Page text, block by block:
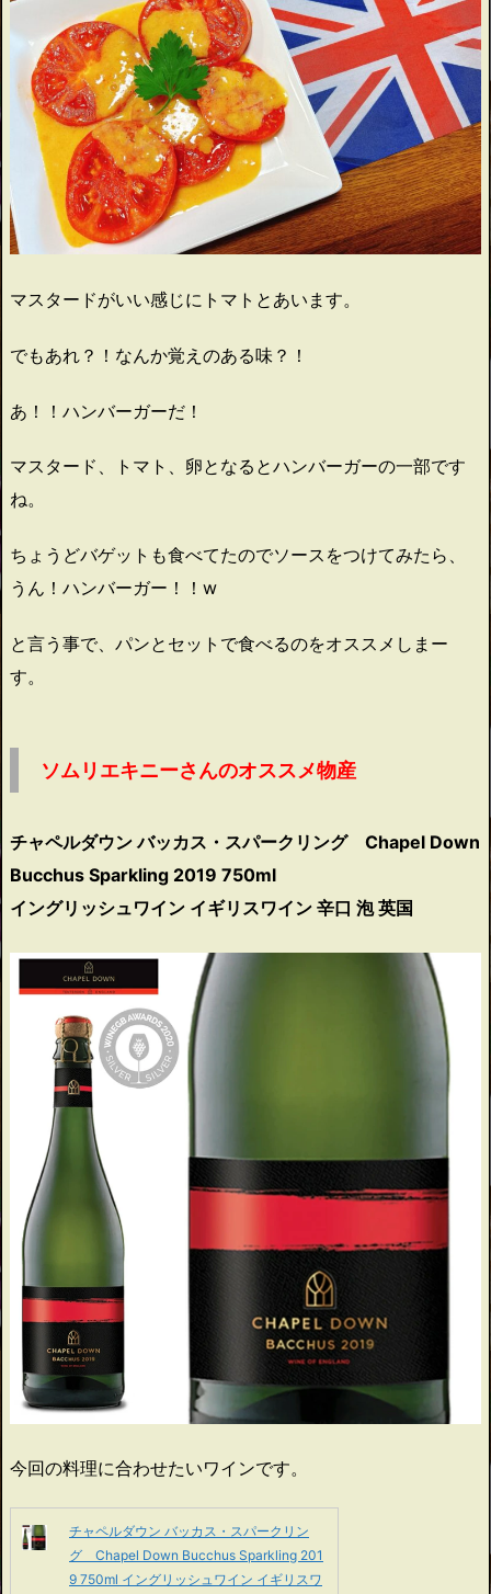
マスタードがいい感じにトマトとあいます。
でもあれ？！なんか覚えのある味？！
あ！！ハンバーガーだ！
マスタード、トマト、卵となるとハンバーガーの一部です
ね。
ちょうどバゲットも食べてたのでソースをつけてみたら、
うん！ハンバーガー！！w
と言う事で、パンとセットで食べるのをオススメしまー
す。
ソムリエキニーさんのオススメ物産
チャペルダウン バッカス・スパークリング Chapel Down
Bucchus Sparkling 2019 750ml
イングリッシュワイン イギリスワイン 辛口 泡 英国
今回の料理に合わせたいワインです。
チャペルダウン バッカス・スパークリン
グ Chapel Down Bucchus Sparkling 201
9 750ml イングリッシュワイン イギリスワ